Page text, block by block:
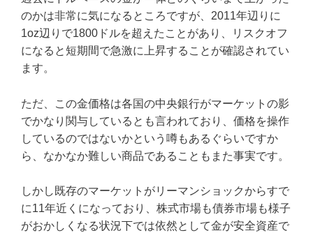
のかは非常に気になるところですが、2011年辺りに
1oz辺りで1800ドルを超えたことがあり、リスクオフ
になると短期間で急激に上昇することが確認されてい
ます。
ただ、この金価格は各国の中央銀行がマーケットの影
でかなり関与しているとも言われており、価格を操作
しているのではないかという噂もあるぐらいですか
ら、なかなか難しい商品であることもまた事実です。
しかし既存のマーケットがリーマンショックからすで
に11年近くになっており、株式市場も債券市場も様子
がおかしくなる状況下では依然として金が安全資産で